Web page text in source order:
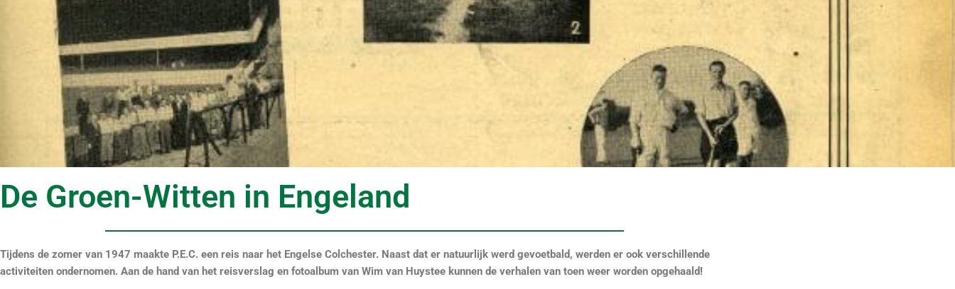
De Groen-Witten in Engeland
Tijdens de zomer van 1947 maakte P.E.C. een reis naar het Engelse Colchester. Naast dat er natuurlijk werd gevoetbald, werden er ook verschillende
activiteiten ondernomen. Aan de hand van het reisverslag en fotoalbum van Wim van Huystee kunnen de verhalen van toen weer worden opgehaald!